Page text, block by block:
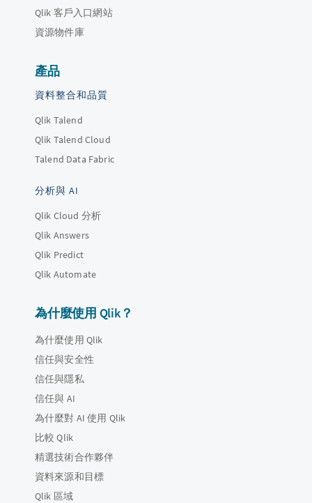
Qlik 客戶入口網站
資源物件庫
產品
資料整合和品質
Qlik Talend
Qlik Talend Cloud
Talend Data Fabric
分析與 AI
Qlik Cloud 分析
Qlik Answers
Qlik Predict
Qlik Automate
為什麼使用 Qlik？
為什麼使用 Qlik
信任與安全性
信任與隱私
信任與 AI
為什麼對 AI 使用 Qlik
比較 Qlik
精選技術合作夥伴
資料來源和目標
Qlik 區域